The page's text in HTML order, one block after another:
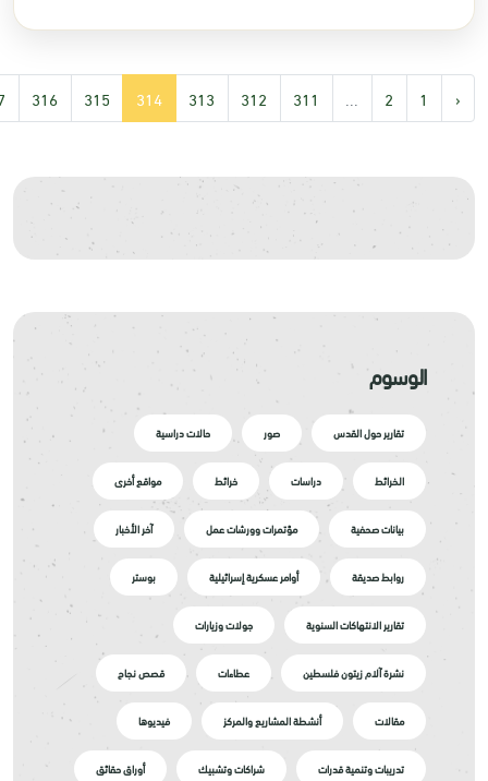
‹
1
2
...
311
312
313
314
315
316
الوسوم
تقارير حول القدس صور حالات دراسية
الخرائط دراسات خرائط مواقع أخرى
بيانات صحفية مؤتمرات وورشات عمل آخر الأخبار
روابط صديقة أوامر عسكرية إسرائيلية بوستر
تقارير الانتهاكات السنوية جولات وزيارات
نشرة آلام زيتون فلسطين عطاءات قصص نجاح
مقالات أنشطة المشاريع والمركز فيديوها
تدريبات وتنمية قدرات شراكات وتشبيك أوراق حقائق